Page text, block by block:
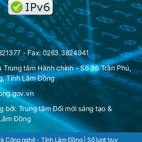
- Fax: 0263.3824941
Trung tâm Hành chính - Số 36 Trần Phú,
Tỉnh Lâm Đồng
bởi: Trung tâm Đổi mới sáng tạo &
Đồng
Công nghệ - Tỉnh Lâm Đồng | Số lượt truy